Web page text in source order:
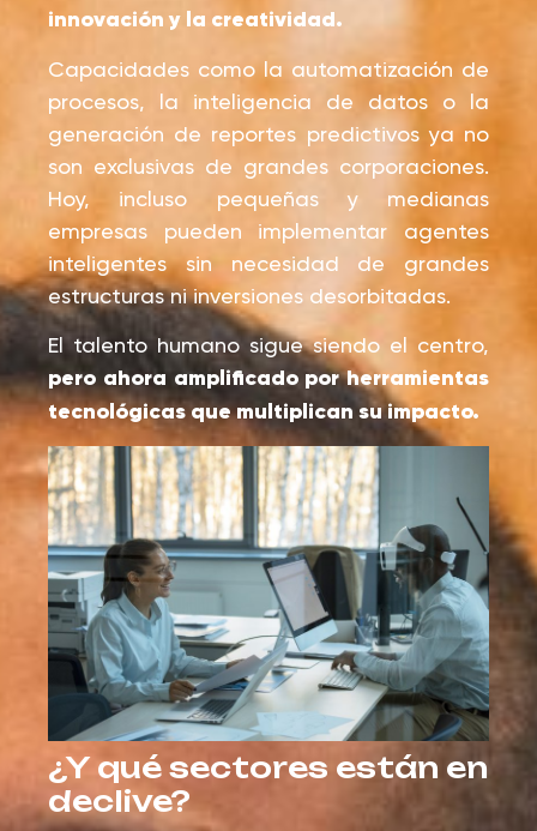
innovación y la creatividad.
Capacidades como la automatización de
procesos, la inteligencia de datos o la
generación de reportes predictivos ya no
son exclusivas de grandes corporaciones.
Hoy, incluso pequeñas y medianas
empresas pueden implementar agentes
inteligentes sin necesidad de grandes
estructuras ni inversiones desorbitadas.
El talento humano sigue siendo el centro,
pero ahora amplificado por herramientas
tecnológicas que multiplican su impacto.
¿Y qué sectores están en
declive?